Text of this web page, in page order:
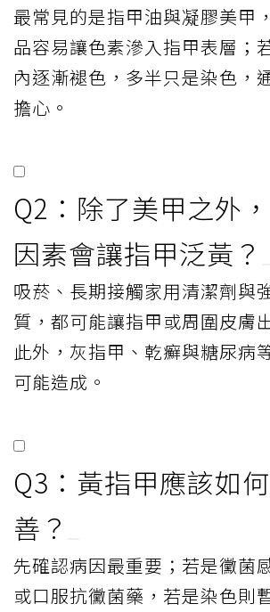
最常見的是指甲油與凝膠美甲
品容易讓色素滲入指甲表層；
內逐漸褪色，多半只是染色，
擔心。
Q2：除了美甲之外
因素會讓指甲泛黃？
吸菸、長期接觸家用清潔劑與
質，都可能讓指甲或周圍皮膚
此外，灰指甲、乾癬與糖尿病
可能造成。
Q3：黃指甲應該如
善？
先確認病因最重要；若是黴菌
或口服抗黴菌藥，若是染色則